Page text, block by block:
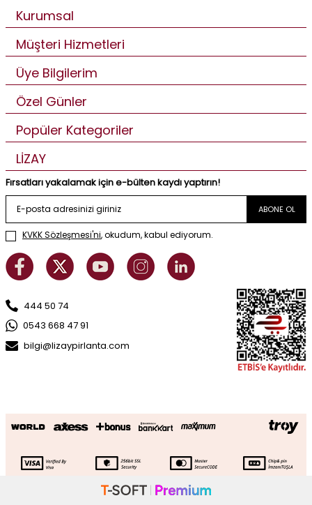
Altın Top Ataç Zincir Şahmeran Bileklik
38.346TL 26.842
TL
SEPETE EKLE
Kurumsal
Müşteri Hizmetleri
Üye Bilgilerim
Özel Günler
Popüler Kategoriler
LİZAY
Fırsatları yakalamak için e-bülten kaydı yaptırın!
ABONE OL
KVKK Sözleşmesi'ni, okudum, kabul ediyorum.
444 50 74
0543 668 47 91
bilgi@lizaypirlanta.com